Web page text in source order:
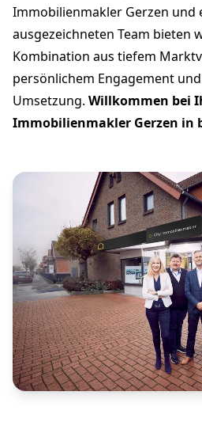
Immobilienmakler Gerzen und
ausgezeichneten Team bieten
Kombination aus tiefem
persönlichem Engagement
Umsetzung. Willkommen bei
Immobilienmakler Gerzen in